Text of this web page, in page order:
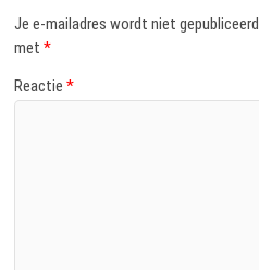
Je e-mailadres wordt niet gepubliceerd.
met*
Reactie*